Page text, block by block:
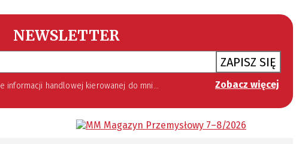
NEWSLETTER
ZAPISZ SIĘ
art. 10 ust 2 ustawy z dnia 18 lipca 2002 roku o świadczeniu usług drogą elektroniczną (Dz. U. 144 z 2002 r. poz. 1204). Zgoda jest dobrowolna, jednak jej wyrażenie jest konieczne, aby otrzymywać newsletter. Zobacz więcej